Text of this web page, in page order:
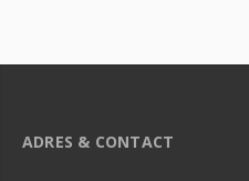
ADRES & CONTACT